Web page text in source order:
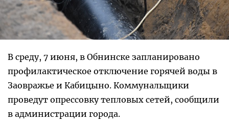
В среду, 7 июня, в Обнинске запланировано
профилактическое отключение горячей воды в
Заовражье и Кабицыно. Коммунальщики
проведут опрессовку тепловых сетей, сообщили
в администрации города.